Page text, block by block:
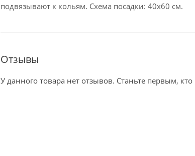
подвязывают к кольям. Схема посадки: 40х60 см.
Отзывы
У данного товара нет отзывов. Станьте первым,